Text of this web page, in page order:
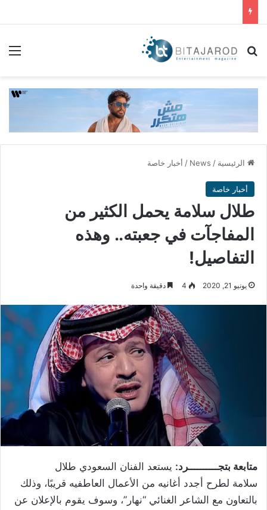
بحث عن
الرئيسية /
News
/ أخبار خاصة
أخبار خاصة
طلال سلامة يحمل الكثير من
المفاجآت في جعبته.. وهذه
التفاصيل!
يونيو 21, 2020 4 دقيقة واحدة
متابعة بتجــــــــــرد: يستعد الفنان السعودي طلال
سلامة لطرح أجدد أغانيه من الأعمال العاطفيه قريبًا، وذلك
بالتعاون مع الشاعر الغنائي “نهار”، وسوف يقوم بالإعلان عن